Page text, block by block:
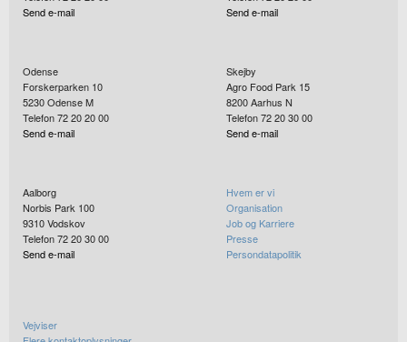
Send e-mail
Send e-mail
Odense
Forskerparken 10
5230Odense M
Telefon 72 20 20 00
Send e-mail
Skejby
Agro Food Park 15
8200Aarhus N
Telefon 72 20 30 00
Send e-mail
Aalborg
Norbis Park 100
9310Vodskov
Telefon 72 20 30 00
Send e-mail
Hvem er vi
Organisation
Job og Karriere
Presse
Persondatapolitik
Vejviser